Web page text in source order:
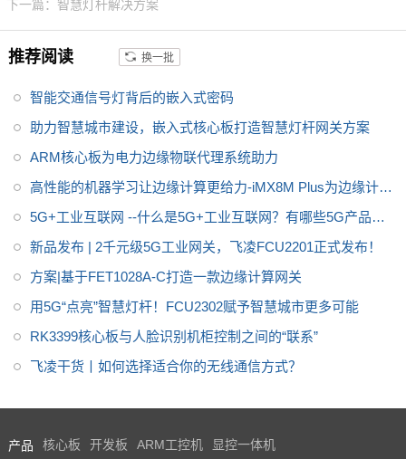
下一篇：智慧灯杆解决方案
推荐阅读 换一批
智能交通信号灯背后的嵌入式密码
助力智慧城市建设，嵌入式核心板打造智慧灯杆网关方案
ARM核心板为电力边缘物联代理系统助力
高性能的机器学习让边缘计算更给力-iMX8M Plus为边缘计算
赋能
5G+工业互联网 --什么是5G+工业互联网？有哪些5G产品可
推荐？
新品发布 | 2千元级5G工业网关，飞凌FCU2201正式发布！
方案|基于FET1028A-C打造一款边缘计算网关
用5G“点亮”智慧灯杆！FCU2302赋予智慧城市更多可能
RK3399核心板与人脸识别机柜控制之间的“联系”
飞凌干货丨如何选择适合你的无线通信方式？
产品 核心板 开发板 ARM工控机 显控一体机